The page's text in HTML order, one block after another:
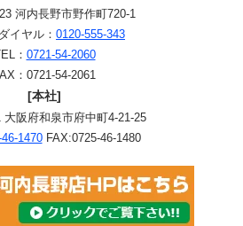
河内長野市野作町720-1
イヤル： 0120-555-343
： 0721-54-2060
：0721-54-2061
[本社]
大阪府和泉市府中町4-21-25
1470FAX:0725-46-1480